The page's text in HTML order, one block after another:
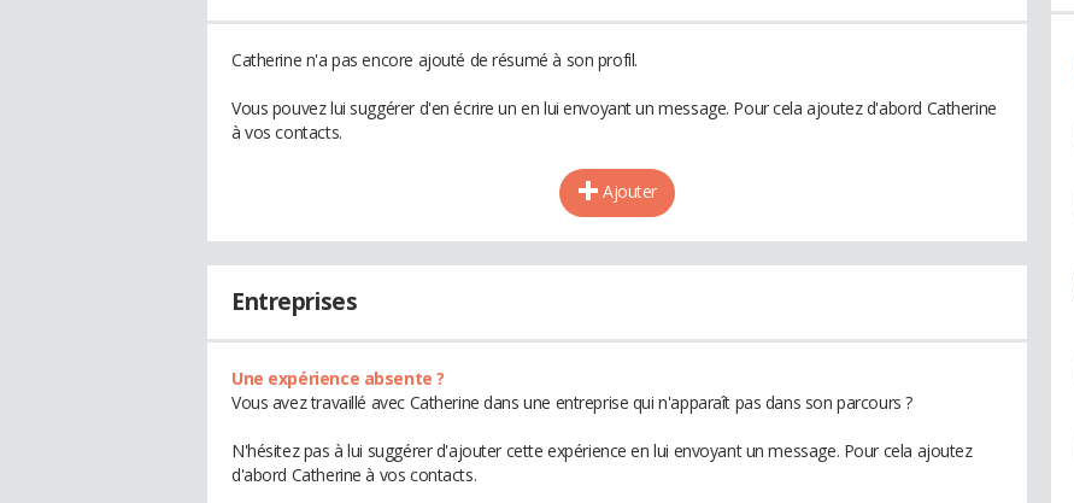
Catherine n'a pas encore ajouté de résumé à son profil.
Vous pouvez lui suggérer d'en écrire un en lui envoyant un message. Pour cela ajoutez d'abord Catherine
à vos contacts.
Ajouter
Entreprises
Une expérience absente ?
Vous avez travaillé avec Catherine dans une entreprise qui n'apparaît pas dans son parcours ?
N'hésitez pas à lui suggérer d'ajouter cette expérience en lui envoyant un message. Pour cela ajoutez
d'abord Catherine à vos contacts.